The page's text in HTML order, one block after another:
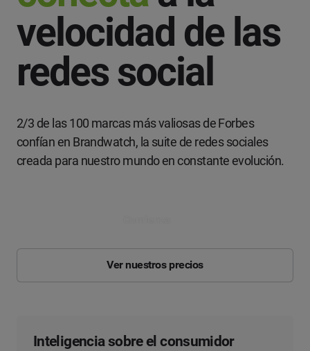
velocidad de las
redes social
2/3 de las 100 marcas más valiosas de Forbes
confían en Brandwatch, la suite de redes sociales
creada para nuestro mundo en constante evolución.
Ver nuestros precios
Inteligencia sobre el consumidor